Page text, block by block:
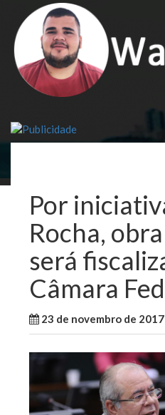
content
Por
Rocha,
será
Câmara
23 de novembro de 2017